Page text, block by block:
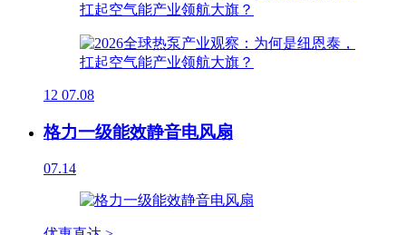
12 07.08
格力一级能效静音电风扇
07.14